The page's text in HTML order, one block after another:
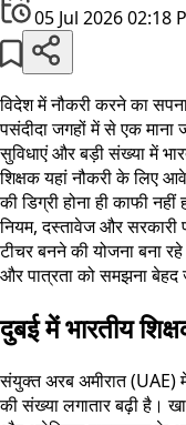
05 Jul 2026 02:18
विदेश में नौकरी करने का
पसंदीदा जगहों में से एक
सुविधाएं और बड़ी संख्या में
शिक्षक यहां नौकरी के लिए
की डिग्री होना ही काफी
नियम, दस्तावेज और सरकारी
टीचर बनने की योजना बना
और पात्रता को समझना बेहद
दुबई में भारतीय
संयुक्त अरब अमीरात (UAE)
की संख्या लगातार बढ़ी है।